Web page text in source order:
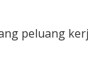
peluang